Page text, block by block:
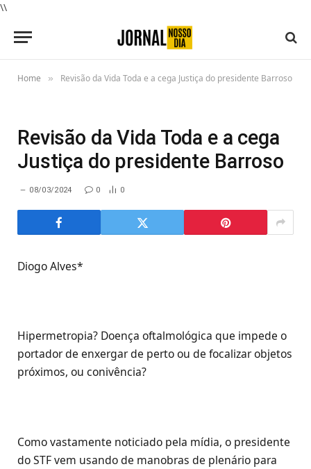
\\
Home » Revisão da Vida Toda e a cega Justiça do presidente Barroso
Revisão da Vida Toda e a cega
Justiça do presidente Barroso
08/03/2024 0 0
Diogo Alves*
Hipermetropia? Doença oftalmológica que impede o
portador de enxergar de perto ou de focalizar objetos
próximos, ou conivência?
Como vastamente noticiado pela mídia, o presidente
do STF vem usando de manobras de plenário para